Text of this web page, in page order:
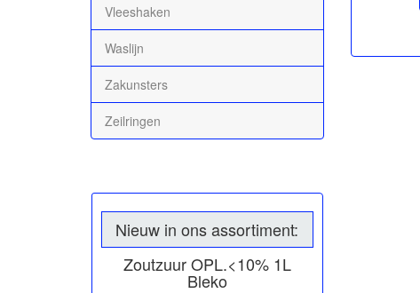
Vleeshaken
Waslijn
Zakunsters
Zeilringen
Nieuw in ons assortiment:
Zoutzuur OPL.<10% 1L
Bleko